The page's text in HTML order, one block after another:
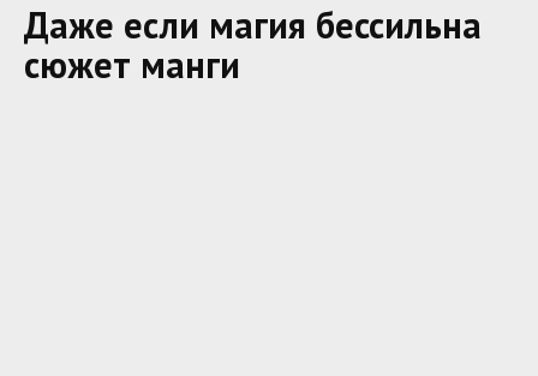
Даже если магия бессильна
сюжет манги